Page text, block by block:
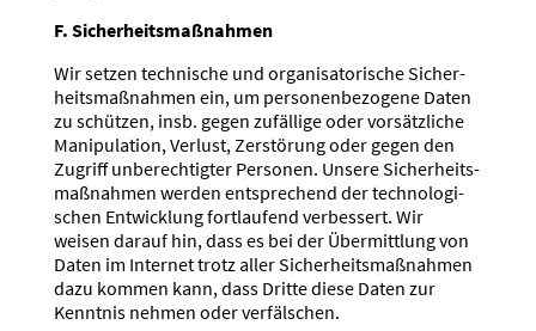
F. Sicher­heits­maß­nahmen
Wir setzen technische und organi­sa­to­rische Sicher­
heits­maß­nahmen ein, um perso­nen­be­zogene Daten
zu schützen, insb. gegen zufällige oder vorsätz­liche
Manipu­lation, Verlust, Zerstörung oder gegen den
Zugriff unberech­tigter Personen. Unsere Sicher­heits­
maß­nahmen werden entspre­chend der techno­lo­gi­
schen Entwicklung fortlaufend verbessert. Wir
weisen darauf hin, dass es bei der Übermittlung von
Daten im Internet trotz aller Sicher­heits­maß­nahmen
dazu kommen kann, dass Dritte diese Daten zur
Kenntnis nehmen oder verfäl­schen.